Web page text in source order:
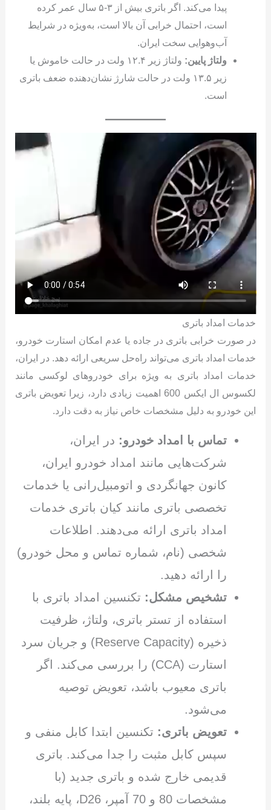
پیدا می‌کند. اگر باتری بیش از ۳-۵ سال عمر کرده
است، احتمال خرابی آن بالا است، به‌ویژه در شرایط
آب‌وهوایی سخت ایران.
ولتاژ پایین:
ولتاژ زیر ۱۲.۴ ولت در حالت خاموش یا
زیر ۱۳.۵ ولت در حالت شارژ نشان‌دهنده ضعف باتری
است.
خدمات امداد باتری
در صورت خرابی باتری در جاده یا عدم امکان استارت خودرو،
خدمات امداد باتری می‌تواند راه‌حل سریعی ارائه دهد. در ایران،
خدمات امداد باتری به ویژه برای خودروهای لوکسی مانند
لکسوس ال ایکس 600 اهمیت زیادی دارد، زیرا تعویض باتری
این خودرو به دلیل مشخصات خاص نیاز به دقت دارد.
تماس با امداد خودرو: در ایران،
شرکت‌هایی مانند امداد خودرو ایران،
کانون جهانگردی و اتومبیل‌رانی یا خدمات
تخصصی باتری مانند کیان باتری خدمات
امداد باتری ارائه می‌دهند. اطلاعات
شخصی (نام، شماره تماس و محل خودرو)
را ارائه دهید.
تشخیص مشکل: تکنسین امداد باتری با
استفاده از تستر باتری، ولتاژ، ظرفیت
ذخیره (Reserve Capacity) و جریان سرد
استارت (CCA) را بررسی می‌کند. اگر
باتری معیوب باشد، تعویض توصیه
می‌شود.
تعویض باتری: تکنسین ابتدا کابل منفی و
سپس کابل مثبت را جدا می‌کند. باتری
قدیمی خارج شده و باتری جدید (با
مشخصات 80 و 70 آمپر، D26، پایه بلند،